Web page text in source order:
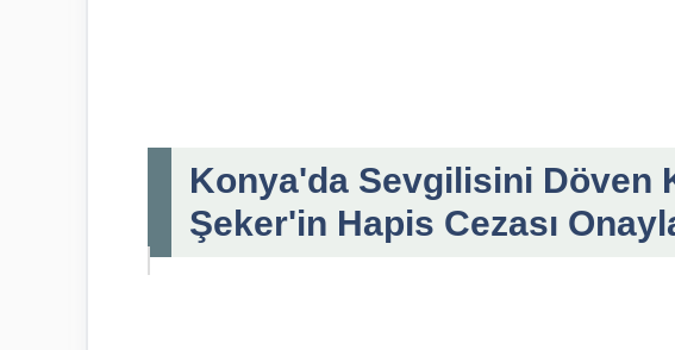
Konya'da Sevgilisini Döven
Şeker'in Hapis Cezası